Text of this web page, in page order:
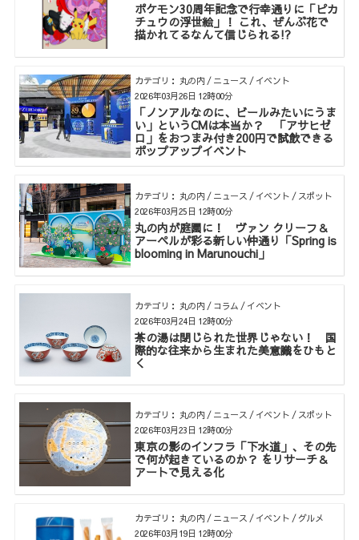
ポケモン30周年記念で行幸通りに「ピカ
チュウの浮世絵」！ これ、ぜんぶ花で
描かれてるなんて信じられる!?
カテゴリ： 丸の内 / ニュース / イベント
「ノンアルなのに、ビールみたいにうま
い」というCMは本当か？ 「アサヒゼ
ロ」をおつまみ付き200円で試飲できる
ポップアップイベント
2026年03月26日 12時00分
カテゴリ： 丸の内 / ニュース / イベント / スポット
丸の内が庭園に！ ヴァン クリーフ＆
アーペルが彩る新しい仲通り「Spring is
blooming in Marunouchi」
2026年03月25日 12時00分
カテゴリ： 丸の内 / コラム / イベント
茶の湯は閉じられた世界じゃない！ 国
際的な往来から生まれた美意識をひもと
く
2026年03月24日 12時00分
カテゴリ： 丸の内 / ニュース / イベント / スポット
東京の影のインフラ「下水道」、その先
で何が起きているのか？ をリサーチ＆
アートで見える化
2026年03月23日 12時00分
カテゴリ： 丸の内 / ニュース / イベント / グルメ
2026年03月19日 12時00分